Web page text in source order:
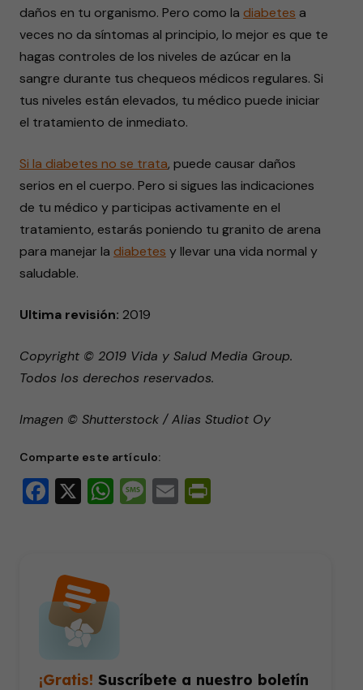
daños en tu organismo. Pero como la diabetes a
veces no da síntomas al principio, lo mejor es que te
hagas controles de los niveles de azúcar en la
sangre durante tus chequeos médicos regulares. Si
tus niveles están elevados, tu médico puede iniciar
el tratamiento de inmediato.
Si la diabetes no se trata, puede causar daños
serios en el cuerpo. Pero si sigues las indicaciones
de tu médico y participas activamente en el
tratamiento, estarás poniendo tu granito de arena
para manejar la diabetes y llevar una vida normal y
saludable.
Ultima revisión: 2019
Copyright © 2019 Vida y Salud Media Group.
Todos los derechos reservados.
Imagen © Shutterstock / Alias Studiot Oy
Comparte este artículo:
Facebook
X WhatsApp
Message
Email
¡Gratis! Suscríbete a nuestro boletín